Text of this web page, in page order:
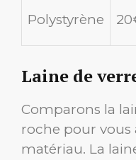
Polystyrène
Laine de
Comparons la
roche pour vous
matériau. La